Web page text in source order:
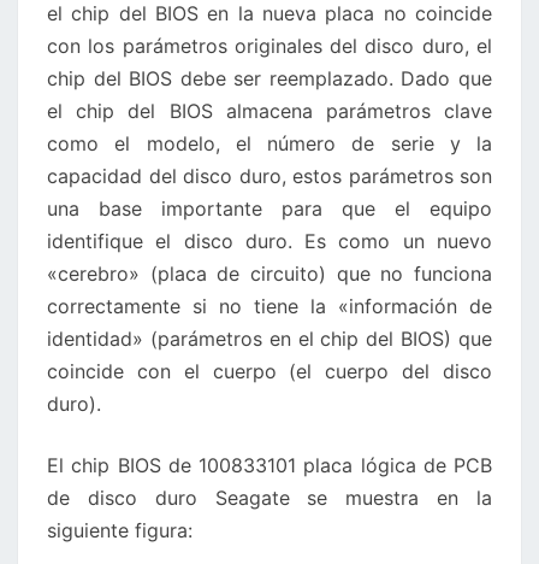
el chip del BIOS en la nueva placa no coincide
con los parámetros originales del disco duro, el
chip del BIOS debe ser reemplazado. Dado que
el chip del BIOS almacena parámetros clave
como el modelo, el número de serie y la
capacidad del disco duro, estos parámetros son
una base importante para que el equipo
identifique el disco duro. Es como un nuevo
«cerebro» (placa de circuito) que no funciona
correctamente si no tiene la «información de
identidad» (parámetros en el chip del BIOS) que
coincide con el cuerpo (el cuerpo del disco
duro).
El chip BIOS de 100833101 placa lógica de PCB
de disco duro Seagate se muestra en la
siguiente figura: